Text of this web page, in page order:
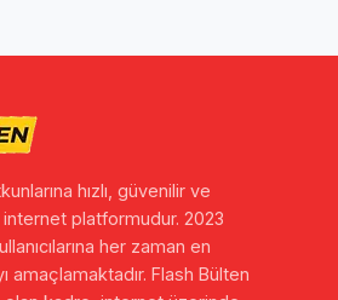
hızlı, güvenilir ve
platformudur. 2023
her zaman en
amaçlamaktadır. Flash Bülten